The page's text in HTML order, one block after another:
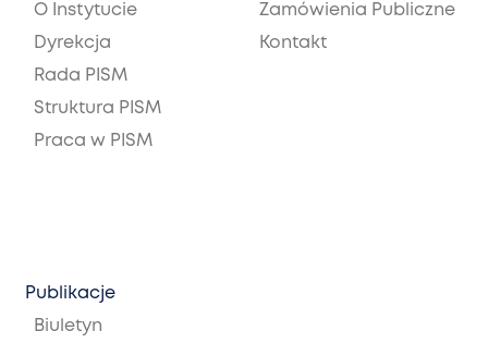
O Instytucie
Dyrekcja
Rada PISM
Struktura PISM
Praca w PISM
Zamówienia Publiczne
Kontakt
Publikacje
Biuletyn